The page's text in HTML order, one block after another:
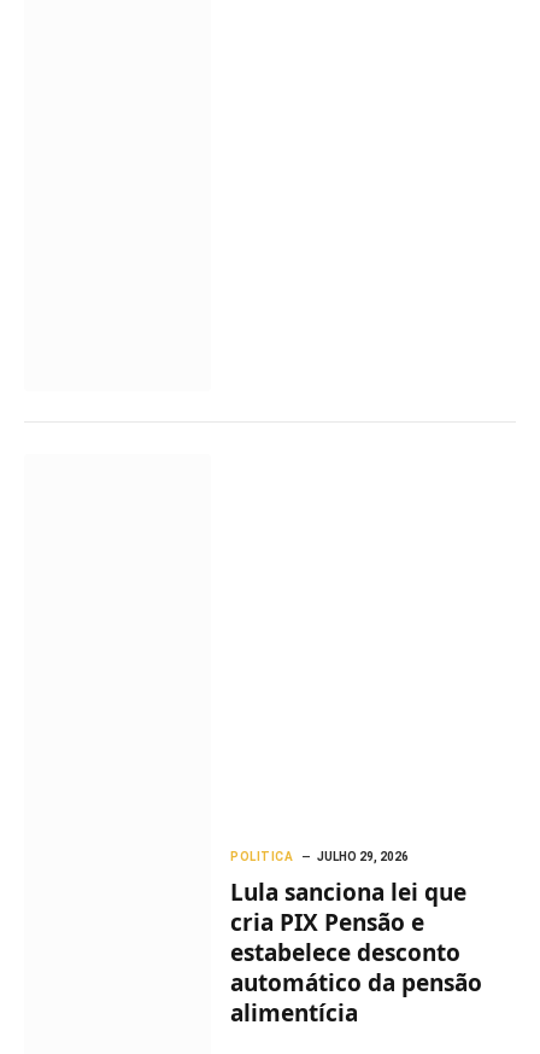
POLITICA JULHO 29, 2026
Lula sanciona lei que
cria PIX Pensão e
estabelece desconto
automático da pensão
alimentícia